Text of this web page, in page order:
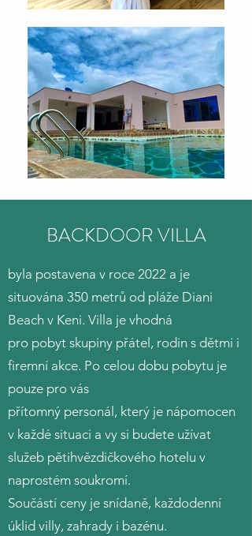
BACKDOOR VILLA
byla postavena v roce 2022 a je
situována 350 metrů od pláže Diani
Beach v Keni. Villa je vhodná
pro pobyt skupiny přátel, rodin s dětmi i
firemní akce. Po celou dobu pobytu je
pouze pro vás
přítomný personál, který je nápomocen
v každé situaci a vy si budete užívat
služeb pětihvězdičkového hotelu v
naprostém soukromí.
Součástí ceny je snídaně, každodenní
úklid villy, zahrady i bazénu.